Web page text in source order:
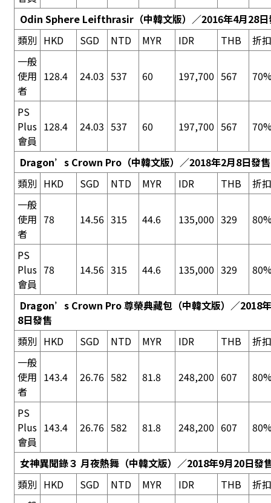
Odin Sphere Leifthrasir（中韓文版）／2016年4月28
類別 HKD SGD NTD MYR IDR THB
折
一般
使用
者
128.4 24.03 537 60 197,700 567
PS
Plus
會員
128.4 24.03 537 60 197,700 567
Dragon’s Crown Pro（中韓文版）／2018年2月8日發售
類別 HKD SGD NTD MYR IDR THB
折
一般
使用
者
78 14.56 315 44.6 135,000 329
PS
Plus
會員
78 14.56 315 44.6 135,000 329
Dragon’s Crown Pro 尊榮典藏包（中韓文版）／2018
8日發售
類別 HKD SGD NTD MYR IDR THB
折
一般
使用
者
143.4 26.76 582 81.8 248,200 607
PS
Plus
會員
143.4 26.76 582 81.8 248,200 607
女神異聞錄３ 月夜熱舞（中韓文版）／2018年9月20日發
類別 HKD SGD NTD MYR IDR THB
折